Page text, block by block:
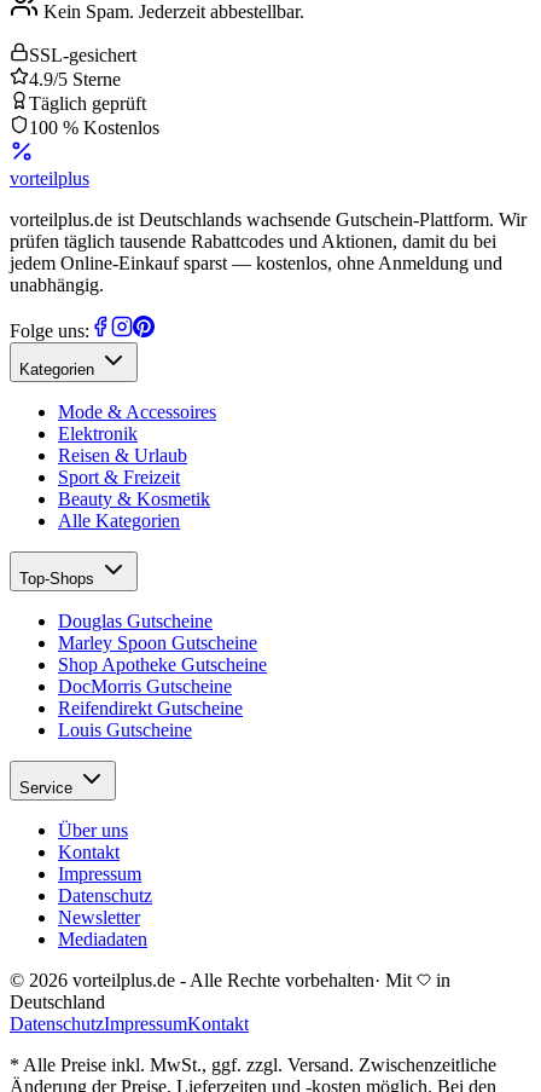
Kein Spam. Jederzeit abbestellbar.
SSL-gesichert
4.9/5 Sterne
Täglich geprüft
100 % Kostenlos
vorteilplus
vorteilplus.de ist Deutschlands wachsende Gutschein-Plattform. Wir
prüfen täglich tausende Rabattcodes und Aktionen, damit du bei
jedem Online-Einkauf sparst — kostenlos, ohne Anmeldung und
unabhängig.
Folge uns:
Kategorien
Mode & Accessoires
Elektronik
Reisen & Urlaub
Sport & Freizeit
Beauty & Kosmetik
Alle Kategorien
Top-Shops
Douglas Gutscheine
Marley Spoon Gutscheine
Shop Apotheke Gutscheine
DocMorris Gutscheine
Reifendirekt Gutscheine
Louis Gutscheine
Service
Über uns
Kontakt
Impressum
Datenschutz
Newsletter
Mediadaten
© 2026 vorteilplus.de - Alle Rechte vorbehalten· Mit
in
Deutschland
DatenschutzImpressumKontakt
* Alle Preise inkl. MwSt., ggf. zzgl. Versand. Zwischenzeitliche
Änderung der Preise, Lieferzeiten und -kosten möglich. Bei den